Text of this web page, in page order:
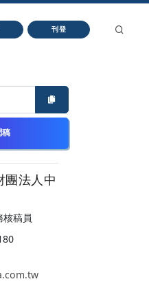
刊登
團法人中
稿員